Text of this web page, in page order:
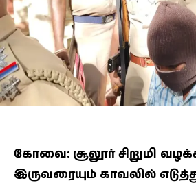
கோவை: சூலூர் சிறுமி
இருவரையும் காவலில்